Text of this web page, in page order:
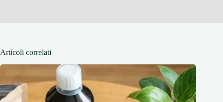
Articoli correlati